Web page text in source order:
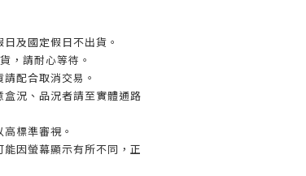
及國定假日不出貨。
，請耐心等待。
配合取消交易。
盒況、品況者請至實體通路
標準審視。
能因螢幕顯示有所不同，正